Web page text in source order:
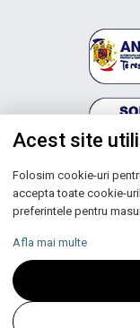
Autoritatea
Copyright © 2026 UNIC
CUI: RO 13753590,
Acest site
Folosim cookie-uri
accepta toate cookie-
preferintele pentru
Afla mai multe